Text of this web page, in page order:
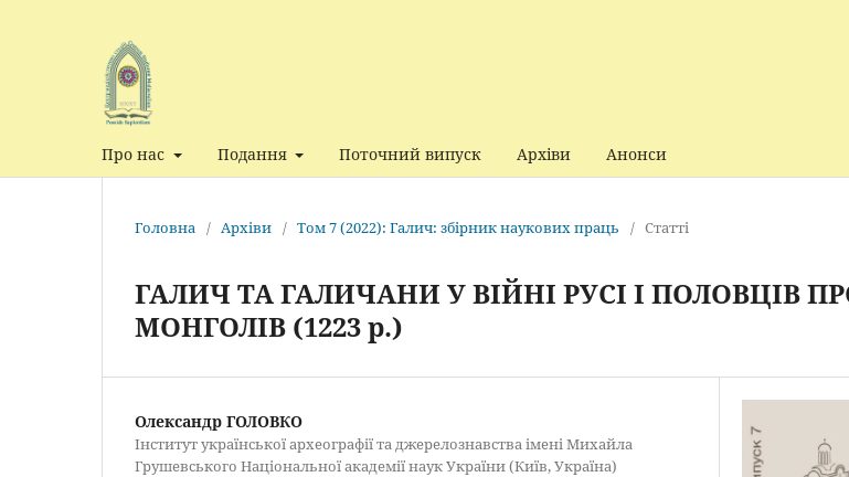
Про нас Подання Поточний випуск Архіви Анонси
Головна / Архіви / Том 7 (2022): Галич: збірник наукових праць / Статті
ГАЛИЧ ТА ГАЛИЧАНИ У ВІЙНІ РУСІ І ПОЛОВЦІВ
МОНГОЛІВ (1223 р.)
Олександр ГОЛОВКО
Інститут української археографії та джерелознавства імені Михайла
Грушевського Національної академії наук України (Київ, Україна)